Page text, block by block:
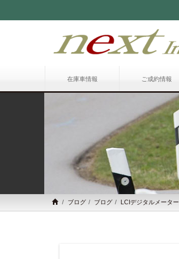
在庫車情報 ご成約情報
ブログ ブログ LCIデジタルメーター